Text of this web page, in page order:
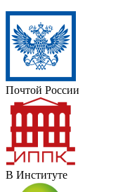
Почтой России
В Институте